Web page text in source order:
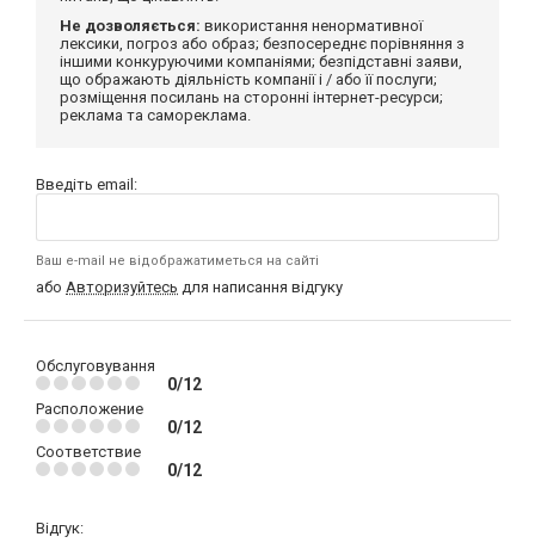
Не дозволяється: використання ненормативної
лексики, погроз або образ; безпосереднє порівняння з
іншими конкуруючими компаніями; безпідставні заяви,
що ображають діяльність компанії і / або її послуги;
розміщення посилань на сторонні інтернет-ресурси;
реклама та самореклама.
Введіть email:
Ваш e-mail не відображатиметься на сайті
або Авторизуйтесь для написання відгуку
Обслуговування
0/12
Расположение
0/12
Соответствие
0/12
Відгук: